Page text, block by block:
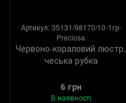
Артикул: 35131/98170/10-1гр-
Preciosa
Червоно-кораловий люстр,
чеська рубка
6 грн
В наявності